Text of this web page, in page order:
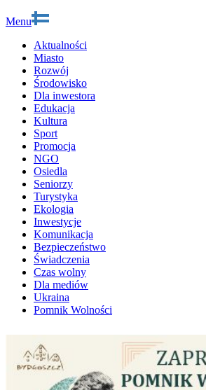
Menu
Aktualności
Miasto
Rozwój
Środowisko
Dla inwestora
Edukacja
Kultura
Sport
Promocja
NGO
Osiedla
Seniorzy
Turystyka
Ekologia
Inwestycje
Komunikacja
Bezpieczeństwo
Świadczenia
Czas wolny
Dla mediów
Ukraina
Pomnik Wolności